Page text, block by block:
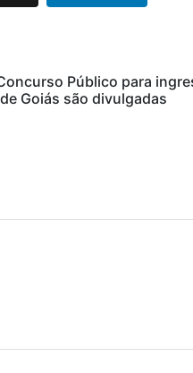
Público para
Goiás são divulgadas